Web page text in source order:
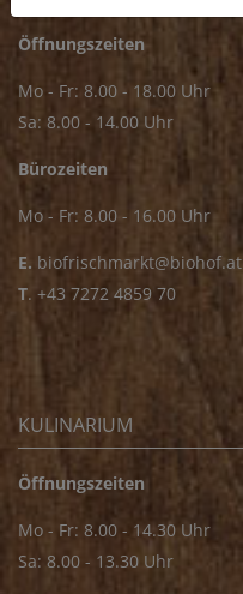
Öffnungszeiten
Mo - Fr: 8.00 - 18.00 Uhr
Sa: 8.00 - 14.00 Uhr
Bürozeiten
Mo - Fr: 8.00 - 16.00 Uhr
E. biofrischmarkt@biohof.at
T. +43 7272 4859 70
KULINARIUM
Öffnungszeiten
Mo - Fr: 8.00 - 14.30 Uhr
Sa: 8.00 - 13.30 Uhr